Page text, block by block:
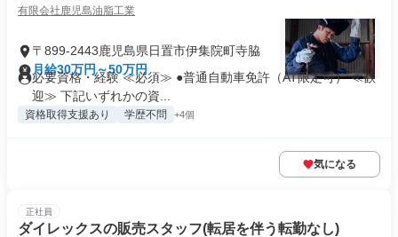
有限会社鹿児島油脂工業
〒899-2443鹿児島県日置市伊集院町寺脇
月給30万円～50万円
必要資格・経験 ≪必須≫ ●普通自動車免許（AT限定可） ≪歓
迎≫ 下記いずれかの資...
資格取得支援あり 学歴不問 +4個
気になる
正社員
ダイレックスの販売スタッフ(転居を伴う転勤なし)